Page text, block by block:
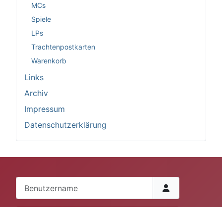
MCs
Spiele
LPs
Trachtenpostkarten
Warenkorb
Links
Archiv
Impressum
Datenschutzerklärung